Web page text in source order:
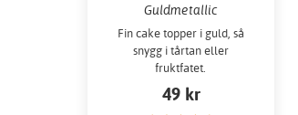
Guldmetallic
Fin cake topper i guld, så
snygg i tårtan eller
fruktfatet.
49 kr